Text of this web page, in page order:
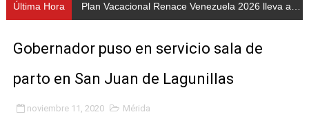
Concejo Municipal de Zea celebra distinción de
CIEPROL-ULA distingue al municipio Zea como
Plan Quirúrgico Regional llega a Pueblo Llano con la
Iaanem graduó a bebés de Mérida en jornada de
Última Hora Plan Vacacional Renace Venezuela 2026 lleva actividades recreativas a Los Guaimaros
Gobernador puso en servicio sala de
parto en San Juan de Lagunillas
noviembre 11, 2020 Mérida